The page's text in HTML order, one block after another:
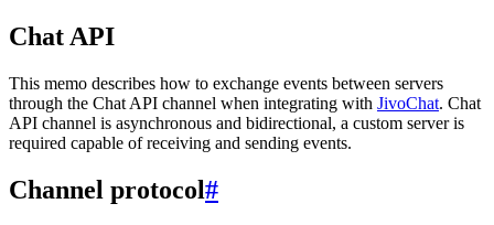
Chat API
This memo describes how to exchange events between servers
through the Chat API channel when integrating with JivoChat. Chat
API channel is asynchronous and bidirectional, a custom server is
required capable of receiving and sending events.
Channel protocol#